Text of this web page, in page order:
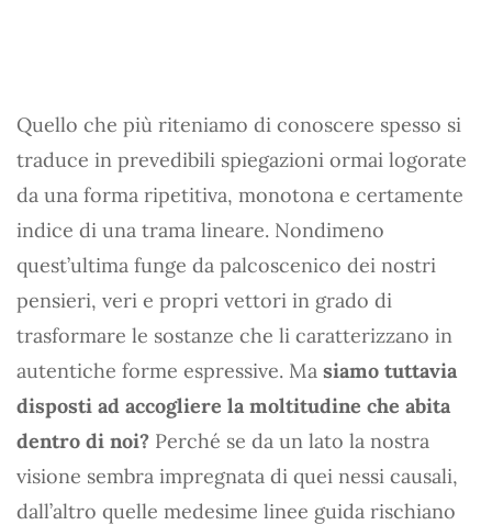
Quello che più riteniamo di conoscere spesso si
traduce in prevedibili spiegazioni ormai logorate
da una forma ripetitiva, monotona e certamente
indice di una trama lineare. Nondimeno
quest’ultima funge da palcoscenico dei nostri
pensieri, veri e propri vettori in grado di
trasformare le sostanze che li caratterizzano in
autentiche forme espressive. Ma siamo tuttavia
disposti ad accogliere la moltitudine che abita
dentro di noi? Perché se da un lato la nostra
visione sembra impregnata di quei nessi causali,
dall’altro quelle medesime linee guida rischiano